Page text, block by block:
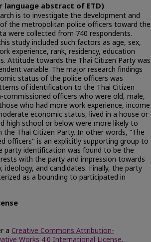
abstract of ETD)
is to investigate the development and
the metropolitan police officers toward the
were collected from 740 respondents.
study included such factors as age, sex,
experience, rank, residency, education
Attitude towards the Thai Citizen Party was
variable. The major research findings
status of the police officers was
of identification to the Thai Citizen
commissioned officers who were old, male,
who had more work experience, income
economic status, lived in a house or
high school or below were more likely to
Thai Citizen Party. In other words, “The
officers" is an explicitly supporting group to
party identification was found to be the
with the party and impression towards
ideology, and candidates. Finally, the party
as a bounding to participated in
a Creative Commons Attribution-
Works 4.0 International License.